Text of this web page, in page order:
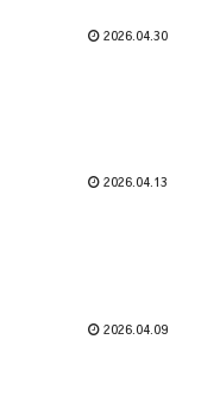
2026.04.30
2026.04.13
2026.04.09